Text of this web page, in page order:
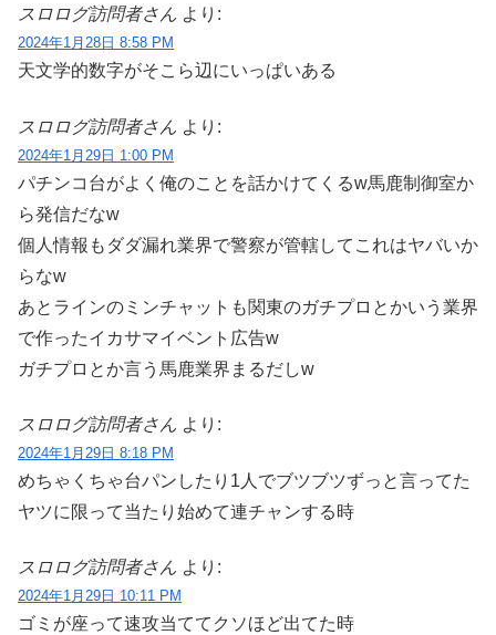
スロログ訪問者さん より:
2024年1月28日 8:58 PM
天文学的数字がそこら辺にいっぱいある
スロログ訪問者さん より:
2024年1月29日 1:00 PM
パチンコ台がよく俺のことを話かけてくるw馬鹿制御室か
ら発信だなw
個人情報もダダ漏れ業界で警察が管轄してこれはヤバいか
らなw
あとラインのミンチャットも関東のガチプロとかいう業界
で作ったイカサマイベント広告w
ガチプロとか言う馬鹿業界まるだしw
スロログ訪問者さん より:
2024年1月29日 8:18 PM
めちゃくちゃ台パンしたり1人でブツブツずっと言ってた
ヤツに限って当たり始めて連チャンする時
スロログ訪問者さん より:
2024年1月29日 10:11 PM
ゴミが座って速攻当ててクソほど出てた時